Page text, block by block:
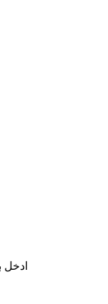
ادخل